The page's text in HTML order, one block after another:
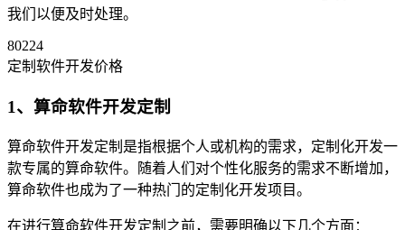
我们以便及时处理。
80224
定制软件开发价格
1、算命软件开发定制
算命软件开发定制是指根据个人或机构的需求，定制化开发一
款专属的算命软件。随着人们对个性化服务的需求不断增加，
算命软件也成为了一种热门的定制化开发项目。
在进行算命软件开发定制之前，需要明确以下几个方面：